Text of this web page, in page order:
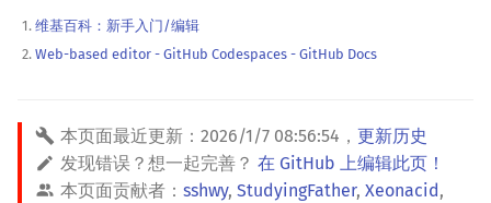
维基百科：新手入门/编辑
Web-based editor - GitHub Codespaces - GitHub Docs
本页面最近更新： 2026/1/7 08:56:54 ， 更新历史
发现错误？想一起完善？ 在 GitHub 上编辑此页！
本页面贡献者： sshwy, StudyingFather, Xeonacid ,